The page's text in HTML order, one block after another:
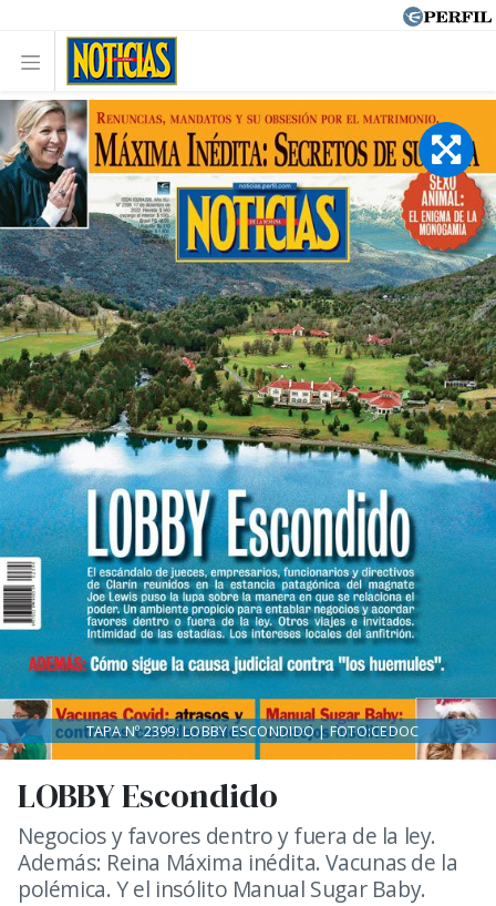
LOBBY Escondido
Negocios y favores dentro y fuera de la ley.
Además: Reina Máxima inédita. Vacunas de la
polémica. Y el insólito Manual Sugar Baby.
TAPA Nº 2399: LOBBY ESCONDIDO | FOTO:CEDOC